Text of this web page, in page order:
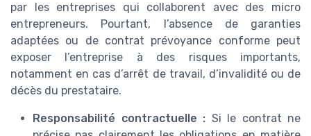
par les entreprises qui collaborent avec des micro
entrepreneurs. Pourtant, l’absence de garanties
adaptées ou de contrat prévoyance conforme peut
exposer l’entreprise à des risques importants,
notamment en cas d’arrêt de travail, d’invalidité ou de
décès du prestataire.
Responsabilité contractuelle : Si le contrat ne